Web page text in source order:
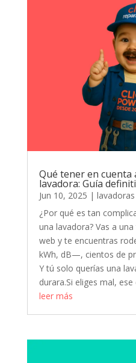
Qué tener en cuenta
lavadora: Guía
Jun 10, 2025 | lavadoras
¿Por qué es tan
una lavadora? Vas a
web y te encuentras
kWh, dB—, cientos de
Y tú solo querías una
durara.Si eliges mal, ese
leer más